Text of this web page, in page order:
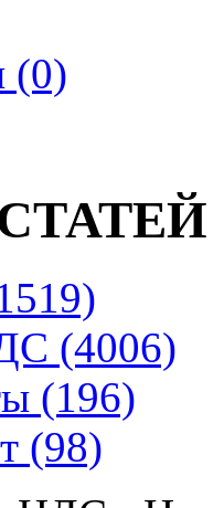
(0)
(4006)
(196)
(98)